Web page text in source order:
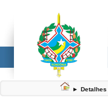
► Detalhes